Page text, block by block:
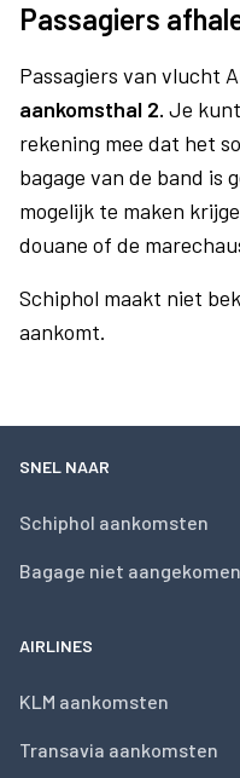
Passagiers
Passagiers van vlucht
aankomsthal 2. Je
rekening mee dat het
bagage van de band is
mogelijk te maken
douane of de
Schiphol maakt niet
aankomt.
SNEL NAAR
Schiphol aankomsten
Bagage niet aangekomen
AIRLINES
KLM aankomsten
Transavia aankomsten